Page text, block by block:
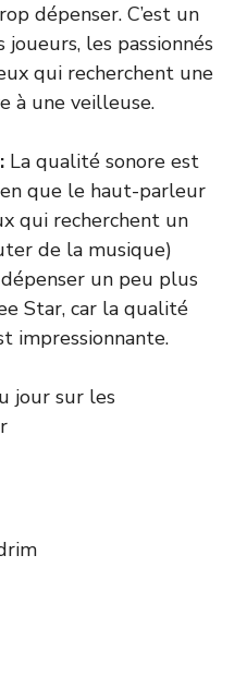
dépenser. C’est un
les passionnés
qui recherchent une
à une veilleuse.
La qualité sonore est
que le haut-parleur
qui recherchent un
de la musique)
un peu plus
Star, car la qualité
impressionnante.
jour sur les